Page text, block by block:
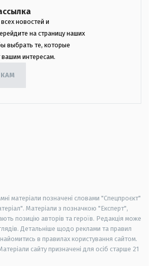
новостей и
на страницу наших
выбрать те, которые
интересам.
матеріали позначені словами "Спецпроєкт"
Матеріали з позначкою "Експерт",
позицію авторів та героїв. Редакція може
Детальніше щодо реклами та правил
в правилах користування сайтом.
сайту призначені для осіб старше 21